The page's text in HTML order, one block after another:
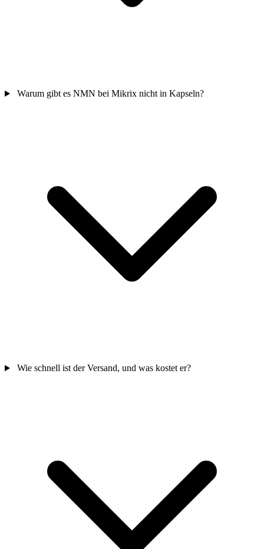
Warum gibt es NMN bei Mikrix nicht in Kapseln?
Wie schnell ist der Versand, und was kostet er?